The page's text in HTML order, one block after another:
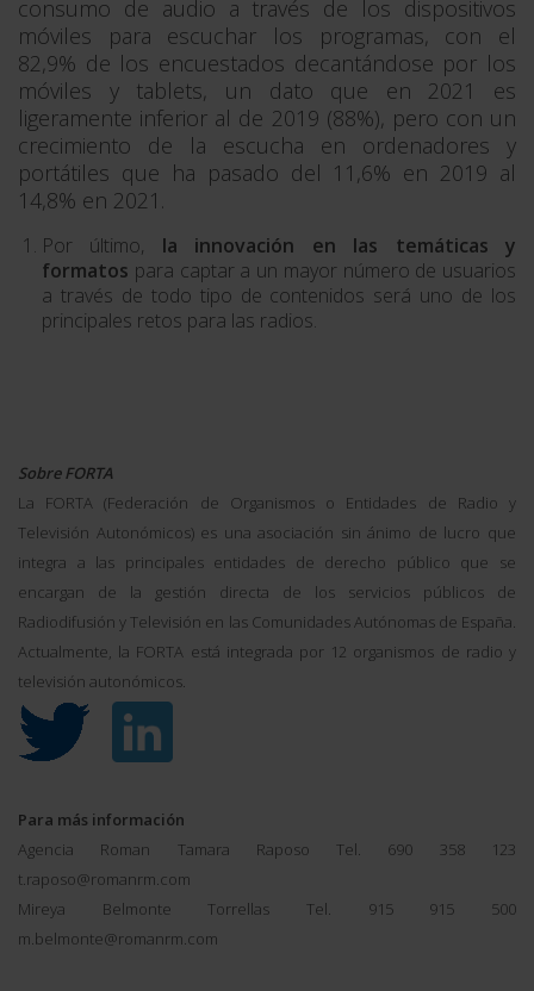
consumo de audio a través de los dispositivos
móviles para escuchar los programas, con el
82,9% de los encuestados decantándose por los
móviles y tablets, un dato que en 2021 es
ligeramente inferior al de 2019 (88%), pero con un
crecimiento de la escucha en ordenadores y
portátiles que ha pasado del 11,6% en 2019 al
14,8% en 2021.
Por último, la innovación en las temáticas y
formatos para captar a un mayor número de usuarios
a través de todo tipo de contenidos será uno de los
principales retos para las radios.
Sobre FORTA
La FORTA (Federación de Organismos o Entidades de Radio y
Televisión Autonómicos) es una asociación sin ánimo de lucro que
integra a las principales entidades de derecho público que se
encargan de la gestión directa de los servicios públicos de
Radiodifusión y Televisión en las Comunidades Autónomas de España.
Actualmente, la FORTA está integrada por 12 organismos de radio y
televisión autonómicos.
Para más información
Agencia Roman Tamara Raposo Tel. 690 358 123
t.raposo@romanrm.com
Mireya Belmonte Torrellas Tel. 915 915 500
m.belmonte@romanrm.com